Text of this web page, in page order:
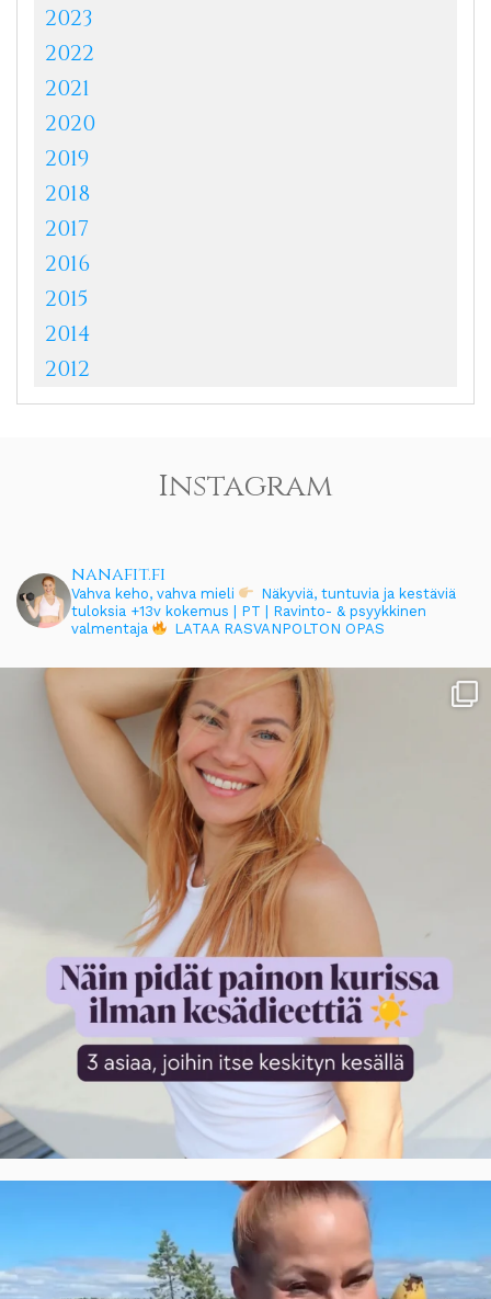
2023
2022
2021
2020
2019
2018
2017
2016
2015
2014
2012
Instagram
nanafit.fi
Vahva keho, vahva mieli
Näkyviä, tuntuvia ja kestäviä
tuloksia +13v kokemus | PT | Ravinto- & psyykkinen
valmentaja
LATAA RASVANPOLTON OPAS